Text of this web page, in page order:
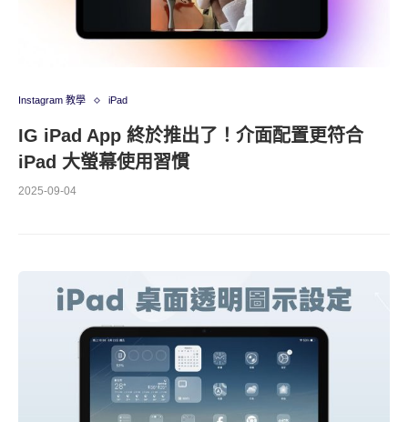
Instagram 教學 iPad
IG iPad App 終於推出了！介面配置更符合
iPad 大螢幕使用習慣
2025-09-04